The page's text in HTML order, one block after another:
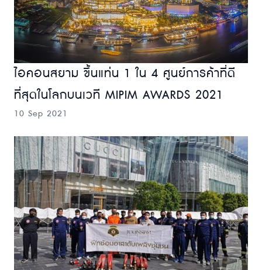
ไอคอนสยาม ขึ้นแท่น 1 ใน 4 ศูนย์การค้าที่ดี
ที่สุดในโลกบนเวที MIPIM AWARDS 2021
10 Sep 2021